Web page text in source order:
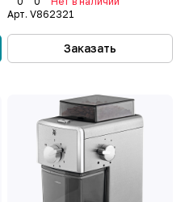
Арт. V862321
Заказать